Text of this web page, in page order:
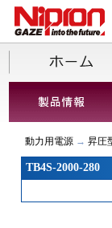
動力用電源→ 昇圧
TB4S-2000-280